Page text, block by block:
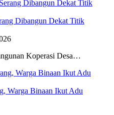
Dibangun Dekat Titik
Koperasi Desa…
Warga Binaan Ikut Adu